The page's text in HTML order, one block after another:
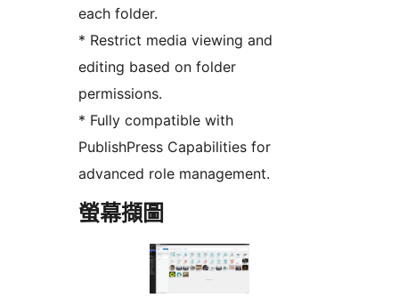
each folder.
* Restrict media viewing and
editing based on folder
permissions.
* Fully compatible with
PublishPress Capabilities for
advanced role management.
螢幕擷圖